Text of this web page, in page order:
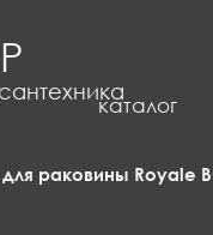
каталог
раковины Royale